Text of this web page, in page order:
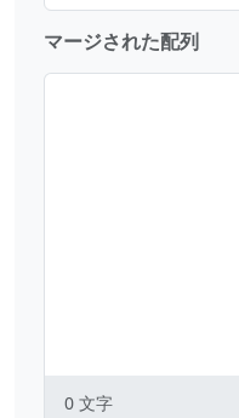
マージされた配列
0 文字